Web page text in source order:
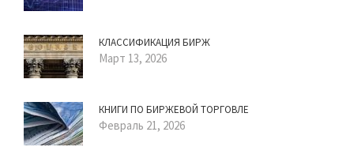
КЛАССИФИКАЦИЯ БИРЖ
Март 13, 2026
КНИГИ ПО БИРЖЕВОЙ ТОРГОВЛЕ
Февраль 21, 2026